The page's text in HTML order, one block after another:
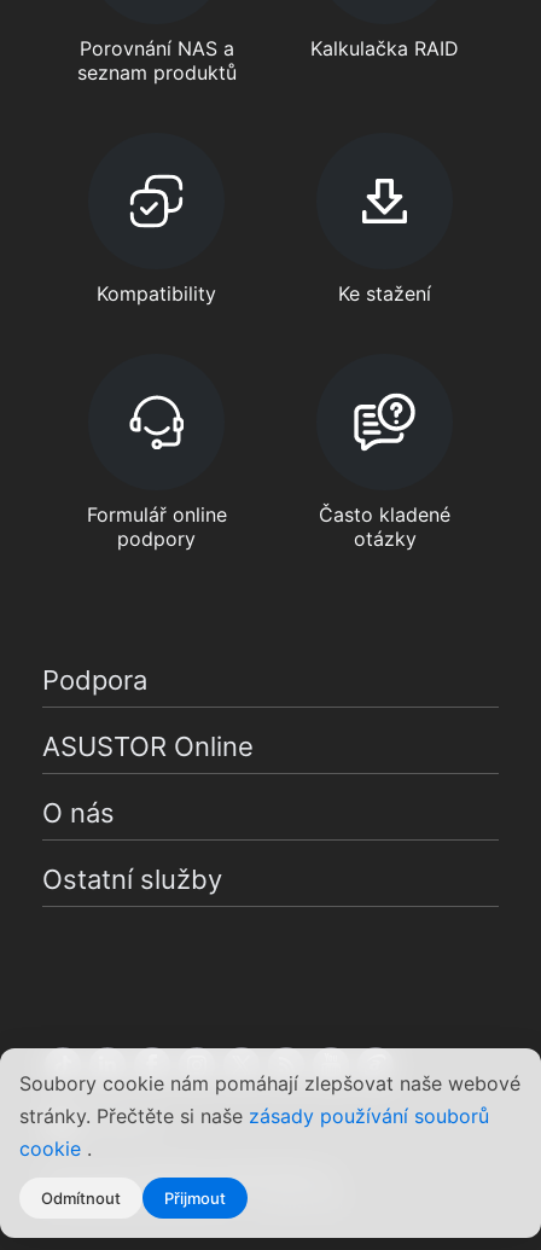
Soubory cookie nám pomáhají zlepšovat naše webové
stránky. Přečtěte si naše zásady používání souborů
cookie .
Odmítnout Přijmout
Porovnání NAS a
seznam produktů
Kalkulačka RAID
Kompatibility Ke stažení
Formulář online
podpory
Často kladené
otázky
Podpora
ASUSTOR Online
O nás
Ostatní služby
Čeština
Copyright ©2026 ASUSTOR Inc.
Podmínky používání
|